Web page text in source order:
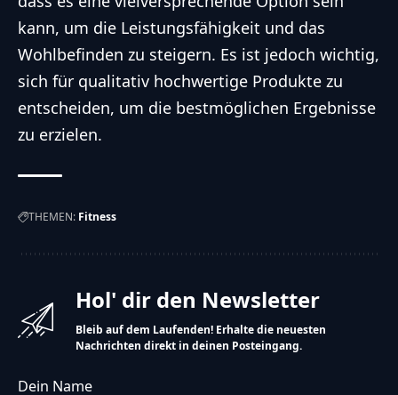
kann, um die Leistungsfähigkeit und das
Wohlbefinden zu steigern. Es ist jedoch wichtig,
sich für qualitativ hochwertige Produkte zu
entscheiden, um die bestmöglichen Ergebnisse
zu erzielen.
THEMEN: Fitness
Hol' dir den Newsletter
Bleib auf dem Laufenden! Erhalte die neuesten
Nachrichten direkt in deinen Posteingang.
Dein Name